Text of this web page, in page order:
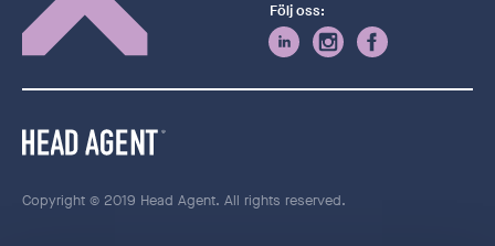
Följ oss:
Copyright © 2019 Head Agent. All rights reserved.